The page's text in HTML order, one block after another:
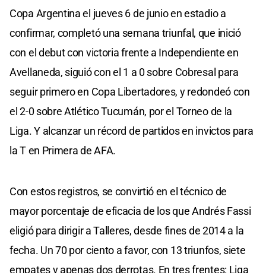
Copa Argentina el jueves 6 de junio en estadio a
confirmar, completó una semana triunfal, que inició
con el debut con victoria frente a Independiente en
Avellaneda, siguió con el 1 a 0 sobre Cobresal para
seguir primero en Copa Libertadores, y redondeó con
el 2-0 sobre Atlético Tucumán, por el Torneo de la
Liga. Y alcanzar un récord de partidos en invictos para
la T en Primera de AFA.
Con estos registros, se convirtió en el técnico de
mayor porcentaje de eficacia de los que Andrés Fassi
eligió para dirigir a Talleres, desde fines de 2014 a la
fecha. Un 70 por ciento a favor, con 13 triunfos, siete
empates y apenas dos derrotas. En tres frentes: Liga